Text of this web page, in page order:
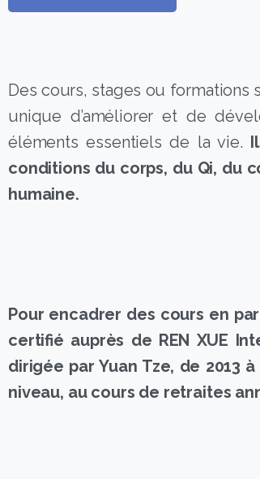
Des cours, stages ou formations
unique d’améliorer et de
éléments essentiels de la vie.
conditions du corps, du Qi, du
humaine.
Pour encadrer des cours en
certifié auprès de REN XUE
dirigée par Yuan Tze, de 2013
niveau, au cours de retraites